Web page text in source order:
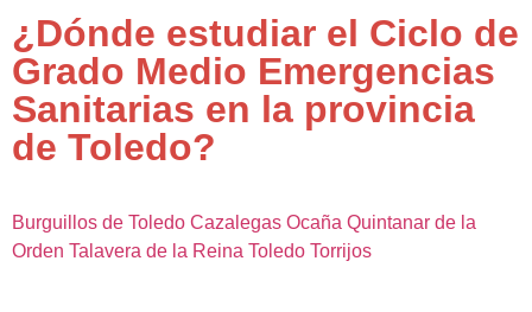
¿Dónde estudiar el Ciclo de
Grado Medio Emergencias
Sanitarias en la provincia
de Toledo?
Burguillos de Toledo Cazalegas Ocaña Quintanar de la
Orden Talavera de la Reina Toledo Torrijos